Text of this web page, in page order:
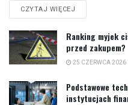
CZYTAJ WIĘCEJ
Ranking myjek
przed zakupem?
25 CZERWCA 2026
Podstawowe
instytucjach